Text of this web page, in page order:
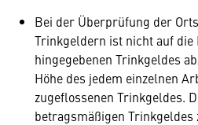
Bei der Überprüfung der
Trinkgeldern ist nicht auf die
hingegebenen Trinkgeldes
Höhe des jedem einzelnen
zugeflossenen Trinkgeldes.
betragsmäßigen